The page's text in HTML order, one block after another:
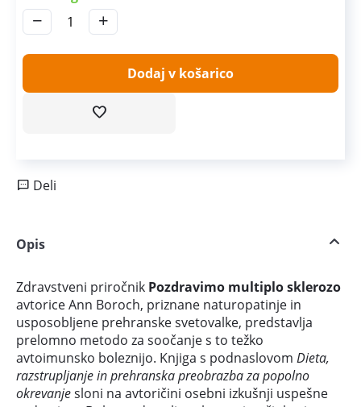
+
−
Dodaj v košarico
Deli
Opis
Zdravstveni priročnik Pozdravimo multiplo sklerozo
avtorice Ann Boroch, priznane naturopatinje in
usposobljene prehranske svetovalke, predstavlja
prelomno metodo za soočanje s to težko
avtoimunsko boleznijo. Knjiga s podnaslovom Dieta,
razstrupljanje in prehranska preobrazba za popolno
okrevanjesloni na avtoričini osebni izkušnji uspešne